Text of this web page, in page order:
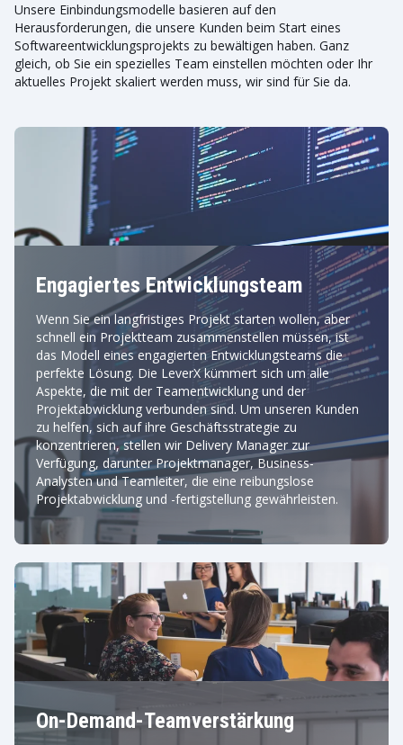
Unsere Einbindungsmodelle basieren auf den
Herausforderungen, die unsere Kunden beim Start eines
Softwareentwicklungsprojekts zu bewältigen haben. Ganz
gleich, ob Sie ein spezielles Team einstellen möchten oder Ihr
aktuelles Projekt skaliert werden muss, wir sind für Sie da.
Engagiertes Entwicklungsteam
Wenn Sie ein langfristiges Projekt starten wollen, aber
schnell ein Projektteam zusammenstellen müssen, ist
das Modell eines engagierten Entwicklungsteams die
perfekte Lösung. Die LeverX kümmert sich um alle
Aspekte, die mit der Teamentwicklung und der
Projektabwicklung verbunden sind. Um unseren Kunden
zu helfen, sich auf ihre Geschäftsstrategie zu
konzentrieren, stellen wir Delivery Manager zur
Verfügung, darunter Projektmanager, Business-
Analysten und Teamleiter, die eine reibungslose
Projektabwicklung und -fertigstellung gewährleisten.
On-Demand-Teamverstärkung